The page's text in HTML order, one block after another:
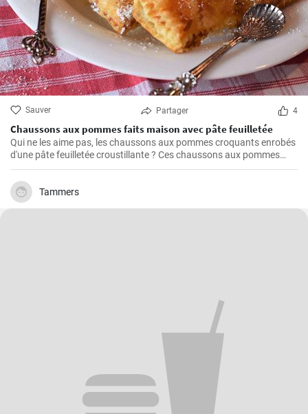
Sauver Partager 4
Chaussons aux pommes faits maison avec pâte feuilletée
Qui ne les aime pas, les chaussons aux pommes croquants enrobés
d'une pâte feuilletée croustillante ? Ces chaussons aux pommes
faits maison sont un régal absolu et l'un de mes favoris personnels.
La préparation est plus simple qu'on ne le pense et c'est un vrai
régal à chaque fois. Alors, retroussez vos manches et c'est parti !
Tammers